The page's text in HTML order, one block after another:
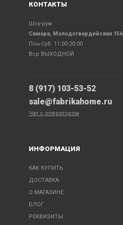
КОНТАКТЫ
Шоу-рум
Самара, Молодогвардейская 156
Пон-Суб 11:00-20:00
Вср ВЫХОДНОЙ
8 (917) 103-53-52
sale@fabrikahome.ru
Чат с оператором
ИНФОРМАЦИЯ
КАК КУПИТЬ
ДОСТАВКА
О МАГАЗИНЕ
БЛОГ
РЕКВИЗИТЫ